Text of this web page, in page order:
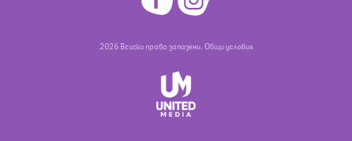
2026 Всички права запазени. Общи условия